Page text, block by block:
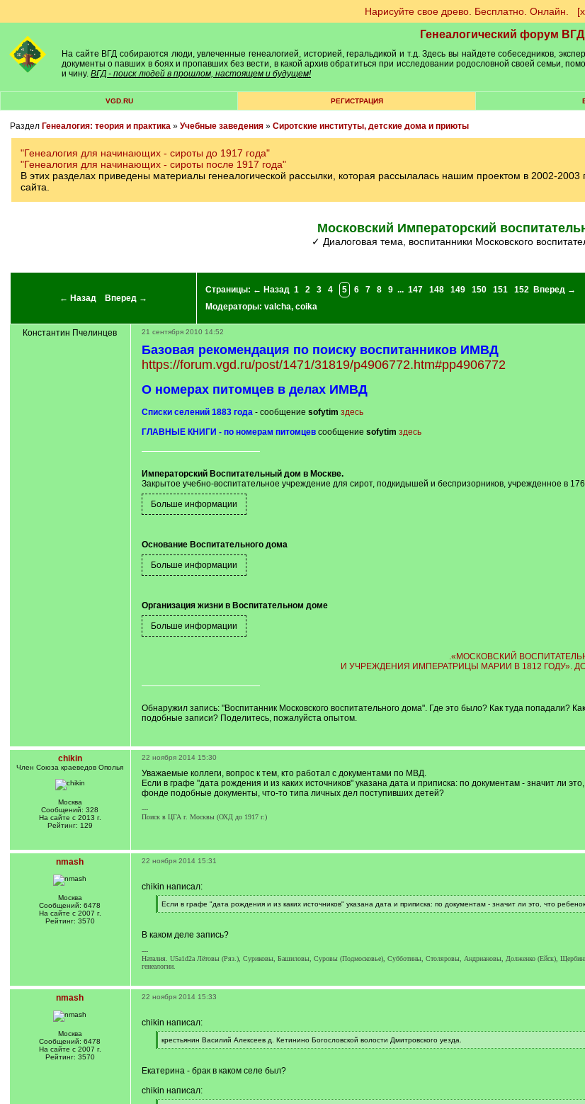
Нарисуйте свое древо. Бесплатно. Онлайн.
Генеалогический форум ВГД
На сайте ВГД собираются люди, увлеченные генеалогией, историей, геральдикой и т.д. Здесь вы найдете собеседников,
документы о павших в боях и пропавших без вести, в какой архив обратиться при исследовании родословной своей семьи,
и чину. ВГД - поиск людей в прошлом, настоящем и будущем!
VGD.RU РЕГИСТРАЦИЯ
Раздел Генеалогия: теория и практика» Учебные заведения» Сиротские институты, детские дома и приюты
"Генеалогия для начинающих - сироты до 1917 года"
"Генеалогия для начинающих - сироты после 1917 года"
В этих разделах приведены материалы генеалогической рассылки, которая рассылалась нашим проектом в 2002-2003
сайта.
Московский Императорский
✓ Диалоговая тема, воспитанники Московского
← Назад Вперед →
Страницы: ← Назад 1 2 3 4 5 6 7 8 9 ... 147 148 149 150 151 152
Вперед →
Модераторы: valcha, coika
Константин Пчелинцев 21 сентября 2010 14:52
Базовая рекомендация по поиску воспитанников ИМВД
https://forum.vgd.ru/post/1471/31819/p4906772.htm#pp4906772
О номерах питомцев в делах ИМВД
Списки селений 1883 года- сообщение sofytim здесь
ГЛАВНЫЕ КНИГИ - по номерам питомцев сообщение sofytim здесь
Императорский Воспитательный дом в Москве.
Закрытое учебно-воспитательное учреждение для сирот, подкидышей и беспризорников, учрежденное в
Основание Воспитательного дома
Организация жизни в Воспитательном доме
.«МОСКОВСКИЙ
И УЧРЕЖДЕНИЯ ИМПЕРАТРИЦЫ МАРИИ В 1812 ГОДУ».
Обнаружил запись: "Воспитанник Московского воспитательного дома". Где это было? Как туда попадали?
подобные записи? Поделитесь, пожалуйста опытом.
chikin
Член Союза краеведов Ополья
Москва
Сообщений: 328
На сайте с 2013 г.
Рейтинг: 129
22 ноября 2014 15:30
Уважаемые коллеги, вопрос к тем, кто работал с документами по МВД.
Если в графе "дата рождения и из каких источников" указана дата и приписка: по документам - значит ли
фонде подобные документы, что-то типа личных дел поступивших детей?
---
Поиск в ЦГА г. Москвы (ОХД до 1917 г.)
nmash
Москва
Сообщений: 6478
На сайте с 2007 г.
Рейтинг: 3570
22 ноября 2014 15:31
chikin написал:
[
q
Если в графе "дата рождения и из каких источников" указана дата и приписка: по документам - значит ли это, что
[
]
В каком деле запись?
---
Наталия. U5a1d2a Лётовы (Ряз.), Суриковы, Башиловы, Суровы (Подмосковье), Субботины, Столяровы, Андриановы, Долженко (Ейск),
генеалогии.
nmash
Москва
Сообщений: 6478
На сайте с 2007 г.
Рейтинг: 3570
22 ноября 2014 15:33
chikin написал:
[
q
крестьянин Василий Алексеев д. Кетинино Богословской волости Дмитровского уезда.
[
]
Екатерина - брак в каком селе был?
chikin написал: